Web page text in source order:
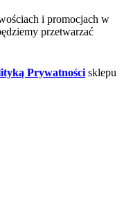
i promocjach w
przetwarzać
Prywatności sklepu